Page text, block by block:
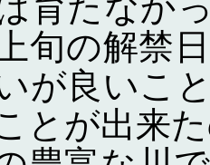
旬の解禁
が良いこ
とが出来